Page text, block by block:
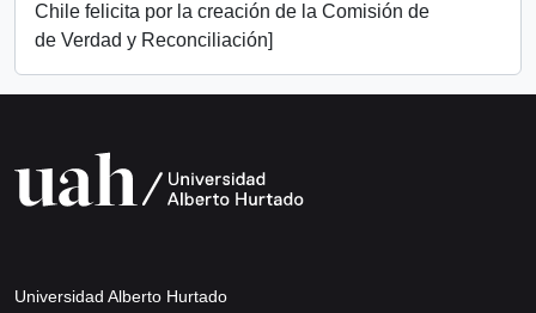
Chile felicita por la creación de la Comisión de
de Verdad y Reconciliación]
Universidad Alberto Hurtado